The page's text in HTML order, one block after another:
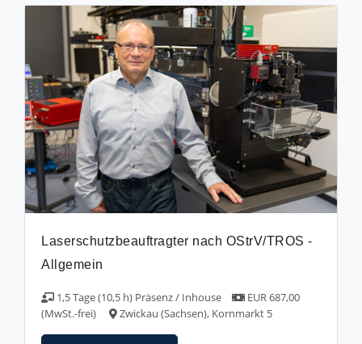
Laserschutzbeauftragter nach OStrV/TROS -
Allgemein
1,5 Tage (10,5 h) Präsenz / Inhouse
EUR 687,00
(MwSt.-frei)
Zwickau (Sachsen), Kornmarkt 5